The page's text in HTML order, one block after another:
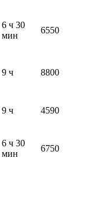
6 ч 30
мин
6550
9 ч 8800
9 ч 4590
6 ч 30
мин
6750